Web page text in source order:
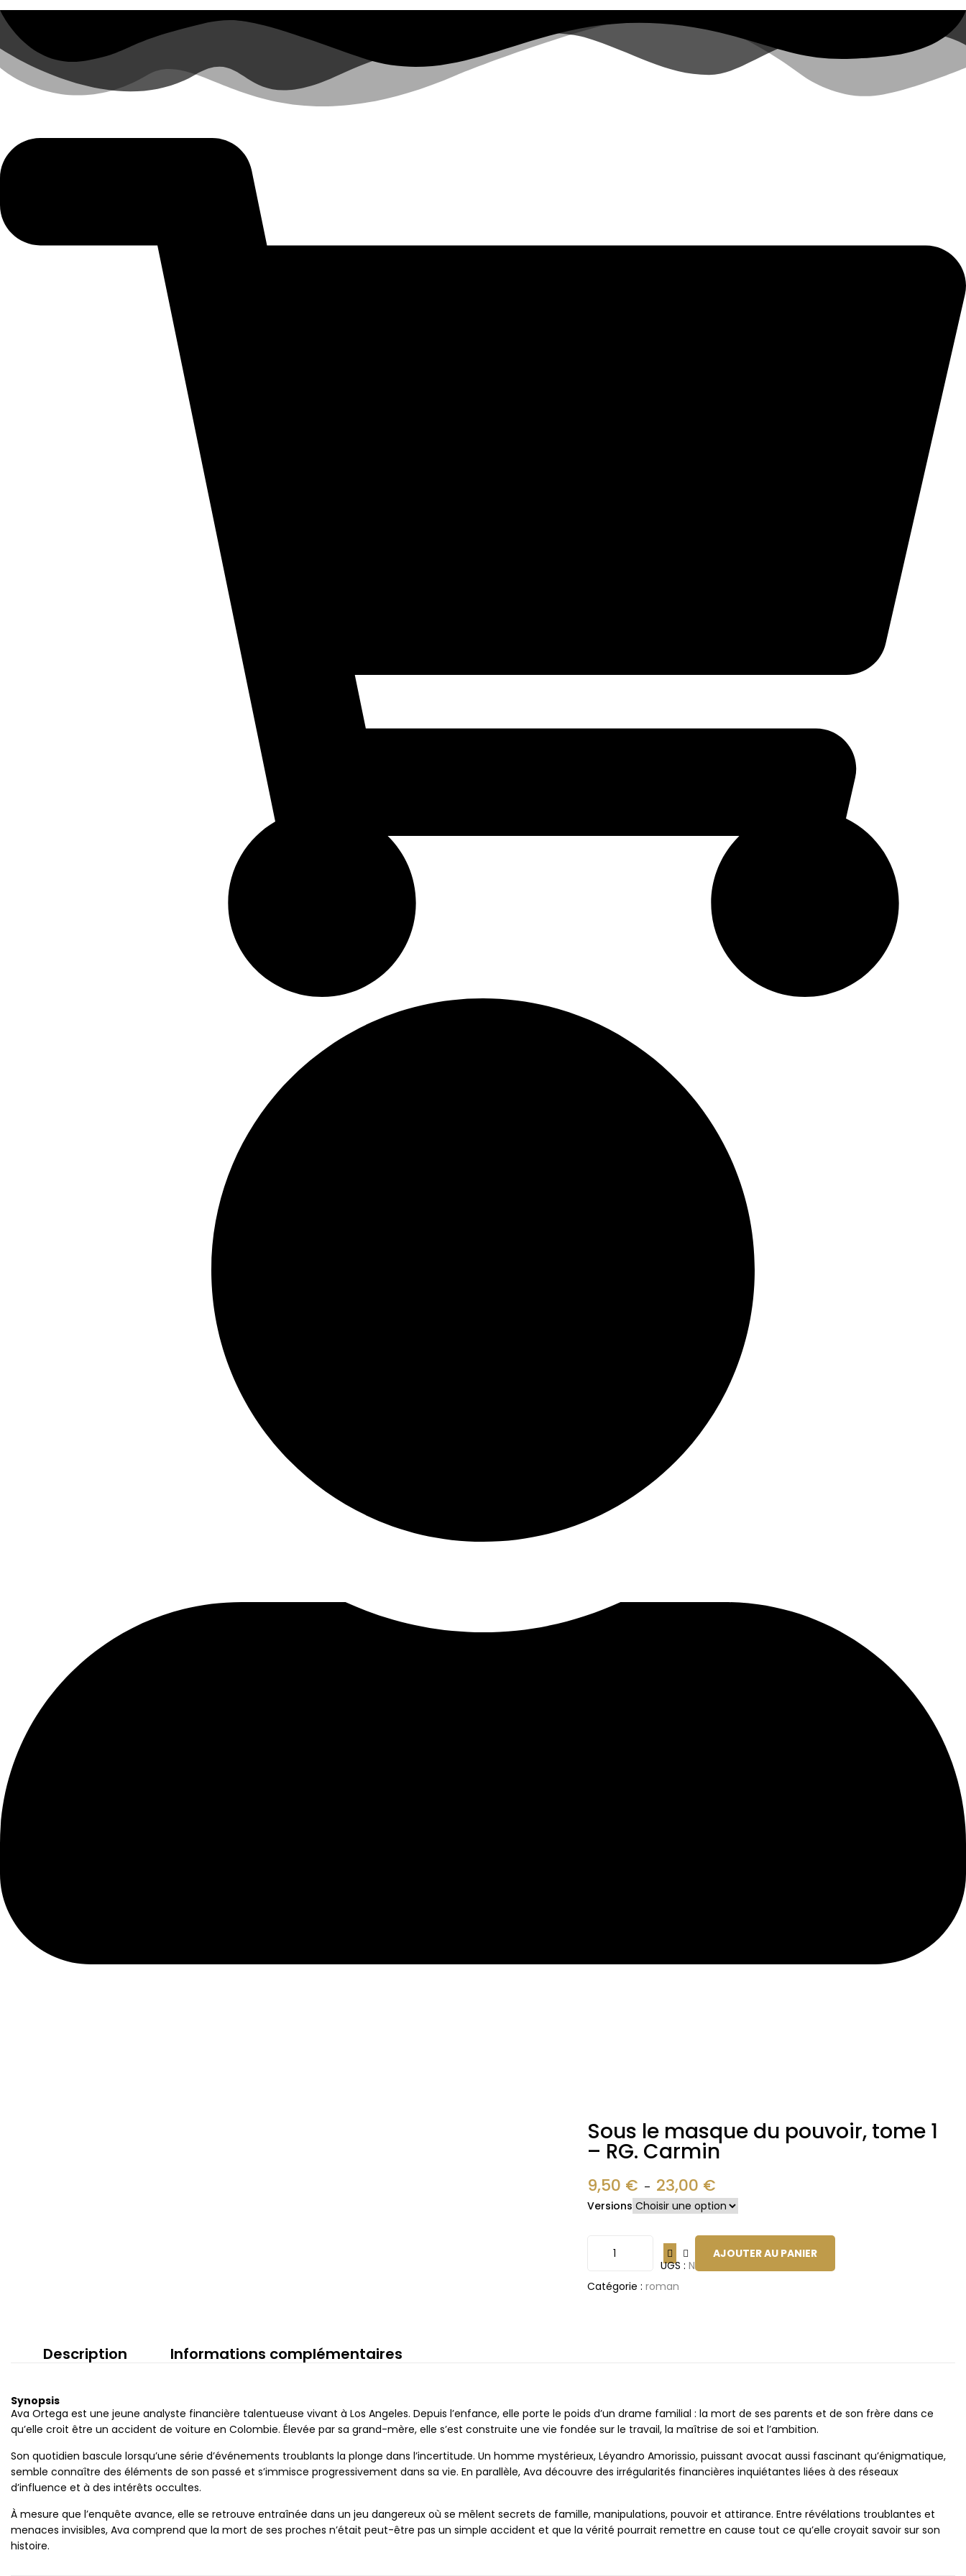
Sous le masque du pouvoir, tome 1
– RG. Carmin
9,50 € – 23,00 €
Versions
AJOUTER AU PANIER
UGS : ND
Catégorie : roman
Description Informations complémentaires
Synopsis
Ava Ortega est une jeune analyste financière talentueuse vivant à Los Angeles. Depuis l’enfance, elle porte le poids d’un drame familial : la mort de ses parents et de son frère dans ce
qu’elle croit être un accident de voiture en Colombie. Élevée par sa grand-mère, elle s’est construite une vie fondée sur le travail, la maîtrise de soi et l’ambition.
Son quotidien bascule lorsqu’une série d’événements troublants la plonge dans l’incertitude. Un homme mystérieux, Léyandro Amorissio, puissant avocat aussi fascinant qu’énigmatique,
semble connaître des éléments de son passé et s’immisce progressivement dans sa vie. En parallèle, Ava découvre des irrégularités financières inquiétantes liées à des réseaux
d’influence et à des intérêts occultes.
À mesure que l’enquête avance, elle se retrouve entraînée dans un jeu dangereux où se mêlent secrets de famille, manipulations, pouvoir et attirance. Entre révélations troublantes et
menaces invisibles, Ava comprend que la mort de ses proches n’était peut-être pas un simple accident et que la vérité pourrait remettre en cause tout ce qu’elle croyait savoir sur son
histoire.